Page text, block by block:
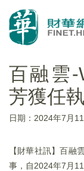
百融雲-
芳獲任
日期：2024年7月
【財華社訊】百融
事，自2024年7月11